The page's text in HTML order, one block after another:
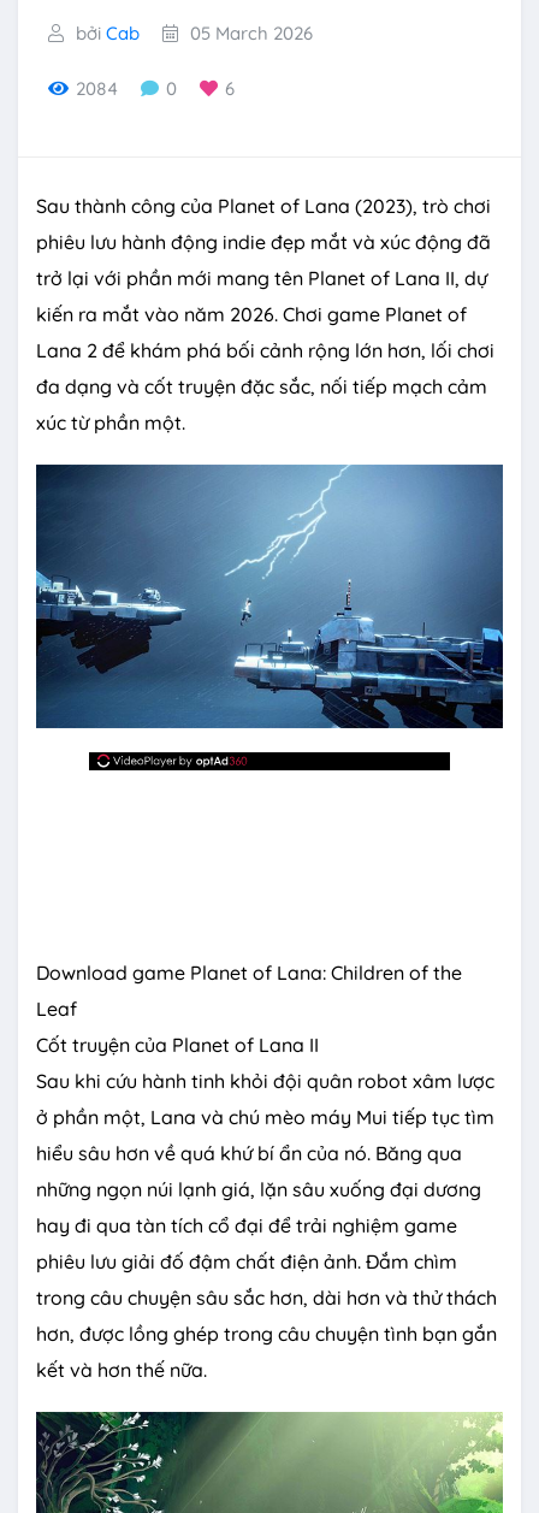
bởi Cab 05 March 2026
2084 0 6
Sau thành công của Planet of Lana (2023), trò chơi
phiêu lưu hành động indie đẹp mắt và xúc động đã
trở lại với phần mới mang tên Planet of Lana II, dự
kiến ra mắt vào năm 2026. Chơi game Planet of
Lana 2 để khám phá bối cảnh rộng lớn hơn, lối chơi
đa dạng và cốt truyện đặc sắc, nối tiếp mạch cảm
xúc từ phần một.
Download game Planet of Lana: Children of the
Leaf
Cốt truyện của Planet of Lana II
Sau khi cứu hành tinh khỏi đội quân robot xâm lược
ở phần một, Lana và chú mèo máy Mui tiếp tục tìm
hiểu sâu hơn về quá khứ bí ẩn của nó. Băng qua
những ngọn núi lạnh giá, lặn sâu xuống đại dương
hay đi qua tàn tích cổ đại để trải nghiệm game
phiêu lưu giải đố đậm chất điện ảnh. Đắm chìm
trong câu chuyện sâu sắc hơn, dài hơn và thử thách
hơn, được lồng ghép trong câu chuyện tình bạn gắn
kết và hơn thế nữa.